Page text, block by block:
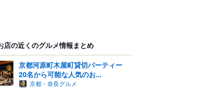
店の近くのグルメ情報まとめ
京都河原町木屋町貸切パーティー
20名から可能な人気のお...
京都・奈良グルメ